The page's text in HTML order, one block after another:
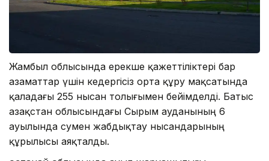
Жамбыл облысында ерекше қажеттіліктері бар
азаматтар үшін кедергісіз орта құру мақсатында
қаладағы 255 нысан толығымен бейімделді. Батыс
Қазақстан облысындағы Сырым ауданының 6
ауылында сумен жабдықтау нысандарының
құрылысы аяқталды.